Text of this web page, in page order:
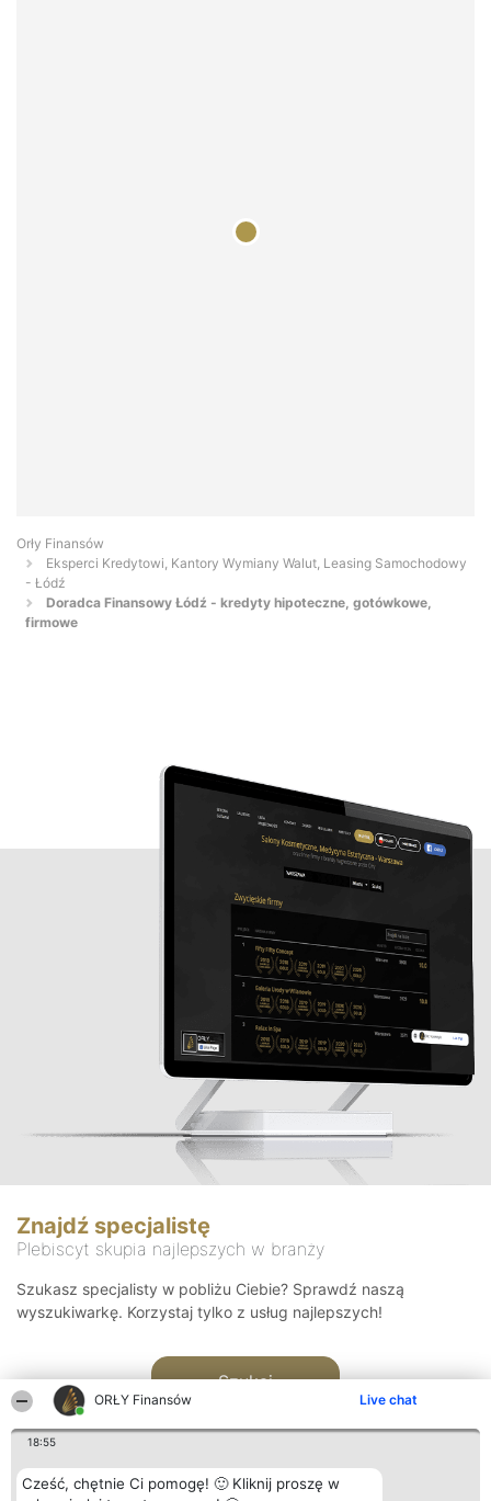
ORŁY Finansów Live chat
18:55
Cześć, chętnie Ci pomogę! 🙂 Kliknij proszę w
Orły Finansów
Eksperci Kredytowi, Kantory Wymiany Walut, Leasing Samochodowy
- Łódź
Doradca Finansowy Łódź - kredyty hipoteczne, gotówkowe,
firmowe
Znajdź specjalistę
Plebiscyt skupia najlepszych w branży
Szukasz specjalisty w pobliżu Ciebie? Sprawdź naszą
wyszukiwarkę. Korzystaj tylko z usług najlepszych!
Szukaj